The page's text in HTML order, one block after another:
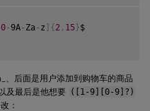
0- 9A- Za- z ] {2 , 15}$
、后面是用户添加到购物车的商品
及最后是他想要 ([1-9][0-9]?)
：